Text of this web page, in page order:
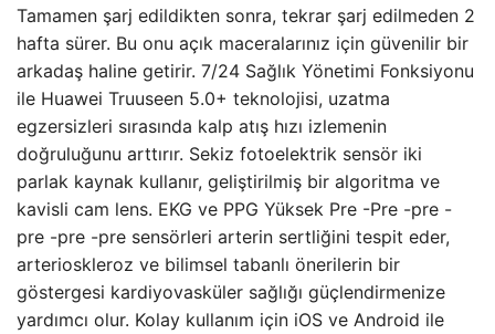
Tamamen şarj edildikten sonra, tekrar şarj edilmeden 2
hafta sürer. Bu onu açık maceralarınız için güvenilir bir
arkadaş haline getirir. 7/24 Sağlık Yönetimi Fonksiyonu
ile Huawei Truuseen 5.0+ teknolojisi, uzatma
egzersizleri sırasında kalp atış hızı izlemenin
doğruluğunu arttırır. Sekiz fotoelektrik sensör iki
parlak kaynak kullanır, geliştirilmiş bir algoritma ve
kavisli cam lens. EKG ve PPG Yüksek Pre -Pre -pre -
pre -pre -pre sensörleri arterin sertliğini tespit eder,
arterioskleroz ve bilimsel tabanlı önerilerin bir
göstergesi kardiyovasküler sağlığı güçlendirmenize
yardımcı olur. Kolay kullanım için iOS ve Android ile